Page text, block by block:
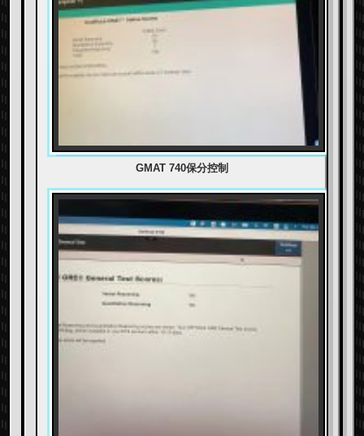
GMAT 740保分控制